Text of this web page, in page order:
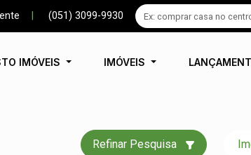
(051) 3099-9930
IMÓVEIS IMÓVEIS
Refinar Pesquisa